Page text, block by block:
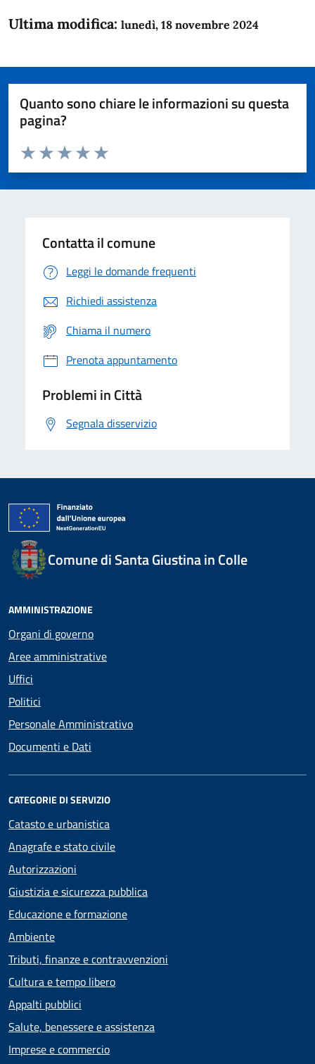
Ultima modifica: lunedì, 18 novembre 2024
Quanto sono chiare le informazioni su questa
pagina?
Domanda
Valuta da 1 a 5 stelle la pagina
Valuta 5 stelle su 5
Valuta 4 stelle su 5
Valuta 3 stelle su 5
Valuta 2 stelle su 5
Valuta 1 stelle su 5
Contatta il comune
Leggi le domande frequenti
Richiedi assistenza
Chiama il numero
Prenota appuntamento
Problemi in Città
Segnala disservizio
Comune di Santa Giustina in Colle
AMMINISTRAZIONE
Organi di governo
Aree amministrative
Uffici
Politici
Personale Amministrativo
Documenti e Dati
CATEGORIE DI SERVIZIO
Catasto e urbanistica
Anagrafe e stato civile
Autorizzazioni
Giustizia e sicurezza pubblica
Educazione e formazione
Ambiente
Tributi, finanze e contravvenzioni
Cultura e tempo libero
Appalti pubblici
Salute, benessere e assistenza
Imprese e commercio